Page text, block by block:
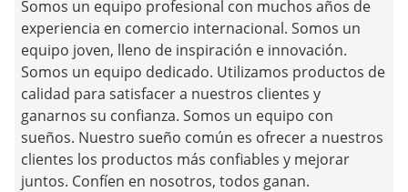
Somos un equipo profesional con muchos años de
experiencia en comercio internacional. Somos un
equipo joven, lleno de inspiración e innovación.
Somos un equipo dedicado. Utilizamos productos de
calidad para satisfacer a nuestros clientes y
ganarnos su confianza. Somos un equipo con
sueños. Nuestro sueño común es ofrecer a nuestros
clientes los productos más confiables y mejorar
juntos. Confíen en nosotros, todos ganan.